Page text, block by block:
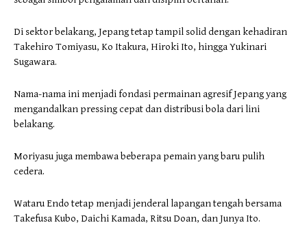
Di sektor belakang, Jepang tetap tampil solid dengan kehadiran
Takehiro Tomiyasu, Ko Itakura, Hiroki Ito, hingga Yukinari
Sugawara.
Nama-nama ini menjadi fondasi permainan agresif Jepang yang
mengandalkan pressing cepat dan distribusi bola dari lini
belakang.
Moriyasu juga membawa beberapa pemain yang baru pulih
cedera.
Wataru Endo tetap menjadi jenderal lapangan tengah bersama
Takefusa Kubo, Daichi Kamada, Ritsu Doan, dan Junya Ito.